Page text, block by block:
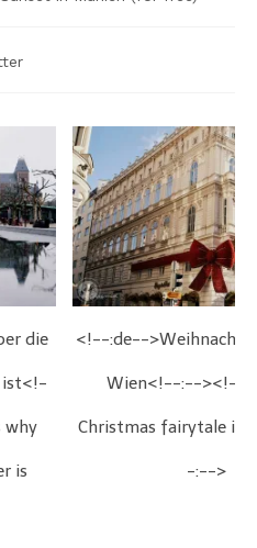
die
ist<!-
why
is
<!--:de--
Wien<!--:--><!--
Christmas fairytale in
-:-->